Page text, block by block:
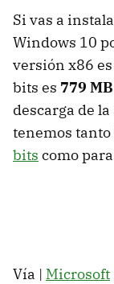
Si vas a
Windows 10
versión x86
bits es 779 MB
descarga de
tenemos
bits como para
Vía | Microsoft